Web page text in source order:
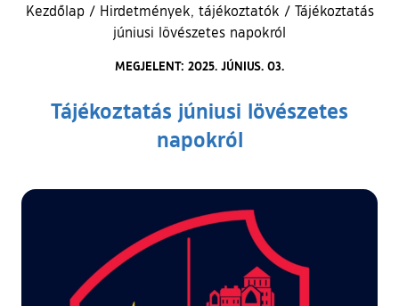
Kezdőlap / Hirdetmények, tájékoztatók / Tájékoztatás
júniusi lövészetes napokról
MEGJELENT: 2025. JÚNIUS. 03.
Tájékoztatás júniusi lövészetes
napokról